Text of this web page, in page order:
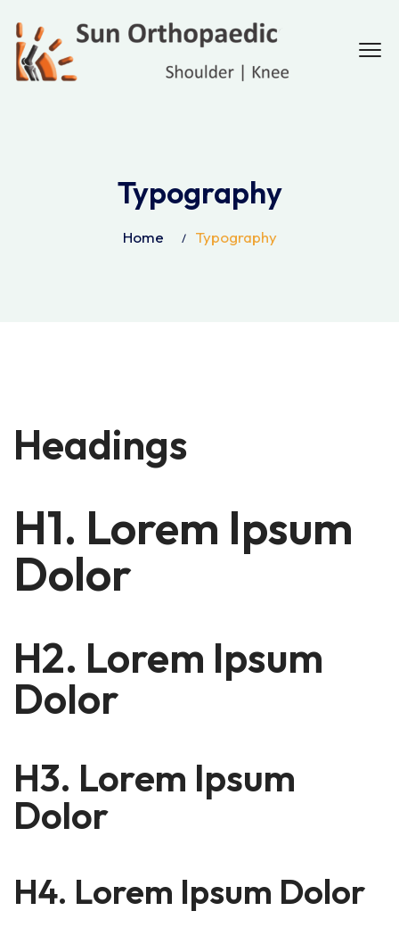
Typography
Home Typography
Headings
H1. Lorem Ipsum
Dolor
H2. Lorem Ipsum
Dolor
H3. Lorem Ipsum
Dolor
H4. Lorem Ipsum Dolor